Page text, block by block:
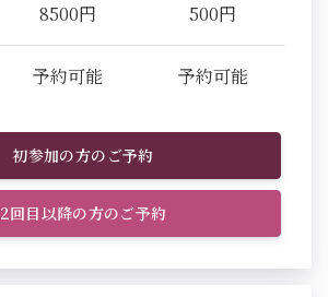
8500円 500円
予約可能 予約可能
初参加の方のご予約
2回目以降の方のご予約